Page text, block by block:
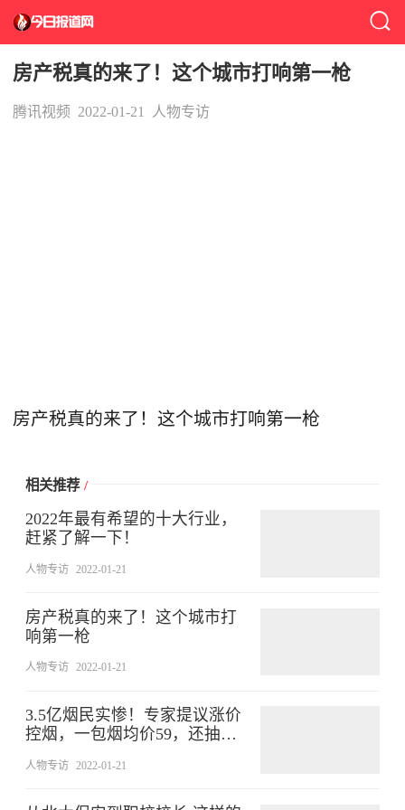
房产税真的来了！这个城市打响第一枪
腾讯视频 2022-01-21 人物专访
房产税真的来了！这个城市打响第一枪
相关推荐 /
2022年最有希望的十大行业，
赶紧了解一下！
人物专访 2022-01-21
房产税真的来了！这个城市打
响第一枪
人物专访 2022-01-21
3.5亿烟民实惨！专家提议涨价
控烟，一包烟均价59，还抽得
人物专访 2022-01-21